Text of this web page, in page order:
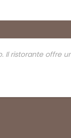
Il ristorante offre